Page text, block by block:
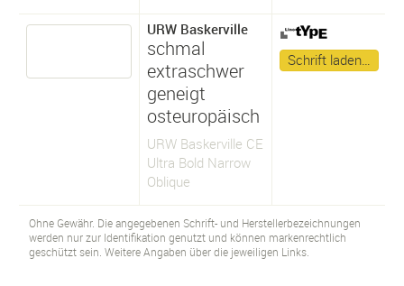
URW Baskerville
schmal
extraschwer
geneigt
osteuropäisch
URW Baskerville CE
Ultra Bold Narrow
Oblique
Schrift laden…
Ohne Gewähr. Die angegebenen Schrift- und Herstellerbezeichnungen
werden nur zur Identifikation genutzt und können markenrechtlich
geschützt sein. Weitere Angaben über die jeweiligen Links.